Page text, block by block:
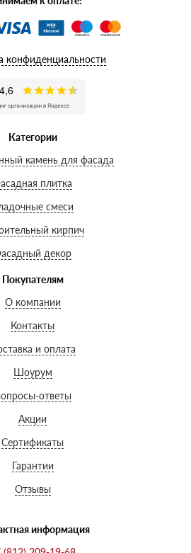
конфиденциальности
Категории
камень для фасада
плитка
смеси
кирпич
декор
Покупателям
О компании
Контакты
и оплата
Шоурум
ответы
Акции
Сертификаты
Гарантии
Отзывы
информация